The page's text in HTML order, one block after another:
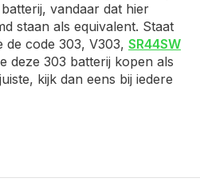
vandaar dat hier
staan als equivalent. Staat
de code 303, V303, SR44SW
deze 303 batterij kopen als
kijk dan eens bij iedere